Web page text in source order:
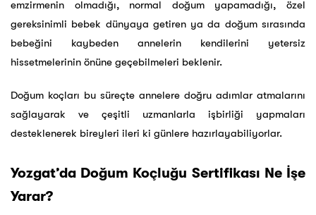
emzirmenin olmadığı, normal doğum yapamadığı, özel
gereksinimli bebek dünyaya getiren ya da doğum sırasında
bebeğini kaybeden annelerin kendilerini yetersiz
hissetmelerinin önüne geçebilmeleri beklenir.
Doğum koçları bu süreçte annelere doğru adımlar atmalarını
sağlayarak ve çeşitli uzmanlarla işbirliği yapmaları
desteklenerek bireyleri ileri ki günlere hazırlayabiliyorlar.
Yozgat’da Doğum Koçluğu Sertifikası Ne İşe
Yarar?